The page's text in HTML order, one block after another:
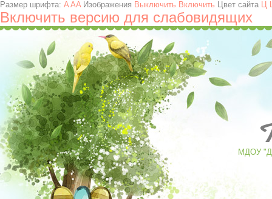
Размер шрифта: A AAИзображения Выключить Включить Цвет сайта Ц
Включить версию для слабовидящих
МДОУ